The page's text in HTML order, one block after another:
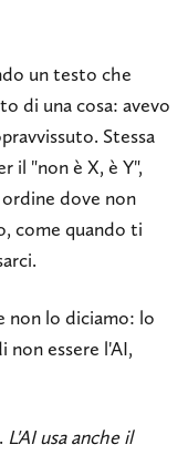
un testo che
di una cosa: avevo
Stessa
il "non è X, è Y",
dove non
come quando ti
non lo diciamo: lo
non essere l'AI,
L'AI usa anche il